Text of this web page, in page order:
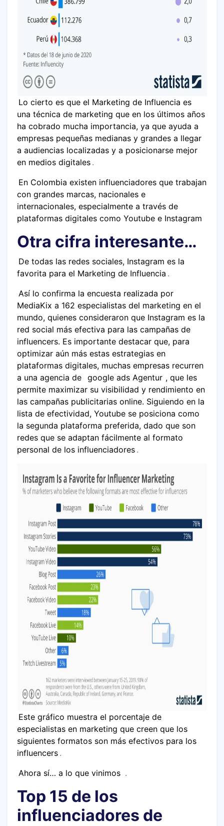
Lo cierto es que el Marketing de Influencia es
una técnica de marketing que en los últimos años
ha cobrado mucha importancia, ya que ayuda a
empresas pequeñas medianas y grandes a llegar
a audiencias localizadas y a posicionarse mejor
en medios digitales .
En Colombia existen influenciadores que trabajan
con grandes marcas, nacionales e
internacionales, especialmente a través de
plataformas digitales como Youtube e Instagram
Otra cifra interesante…
De todas las redes sociales, Instagram es la
favorita para el Marketing de Influencia .
Así lo confirma la encuesta realizada por
MediaKix a 162 especialistas del marketing en el
mundo, quienes consideraron que Instagram es la
red social más efectiva para las campañas de
influencers. Es importante destacar que, para
optimizar aún más estas estrategias en
plataformas digitales, muchas empresas recurren
a una agencia de google ads Agentur , que les
permite maximizar su visibilidad y rendimiento en
las campañas publicitarias online. Siguiendo en la
lista de efectividad, Youtube se posiciona como
la segunda plataforma preferida, dado que son
redes que se adaptan fácilmente al formato
personal de los influenciadores .
Este gráfico muestra el porcentaje de
especialistas en marketing que creen que los
siguientes formatos son más efectivos para los
influencers .
Ahora sí… a lo que vinimos .
Top 15 de los
influenciadores de